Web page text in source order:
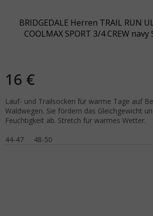
BRIDGEDALE Herren TRAIL RUN
COOLMAX SPORT 3/4 CREW
16 €
Lauf- und Trailsocken für warme Tage auf
Waldwegen. Sie fördern das Gleichgewicht
Feuchtigkeit ab. Stretch für warmes Wetter.
44-47
48-50